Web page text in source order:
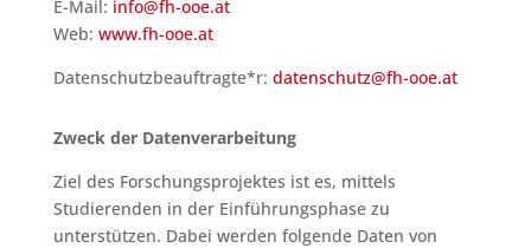
E-Mail: info@fh-ooe.at
Web: www.fh-ooe.at
Datenschutzbeauftragte*r: datenschutz@fh-ooe.at
Zweck der Datenverarbeitung
Ziel des Forschungsprojektes ist es, mittels
Studierenden in der Einführungsphase zu
unterstützen. Dabei werden folgende Daten von